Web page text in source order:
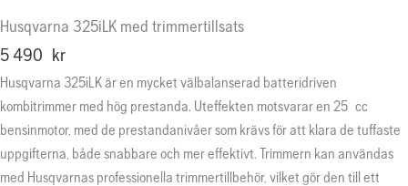
Husqvarna 325iLK med trimmertillsats
5 490 kr
Husqvarna 325iLK är en mycket välbalanserad batteridriven
kombitrimmer med hög prestanda. Uteffekten motsvarar en 25 cc
bensinmotor, med de prestandanivåer som krävs för att klara de tuffaste
uppgifterna, både snabbare och mer effektivt. Trimmern kan användas
med Husqvarnas professionella trimmertillbehör, vilket gör den till ett